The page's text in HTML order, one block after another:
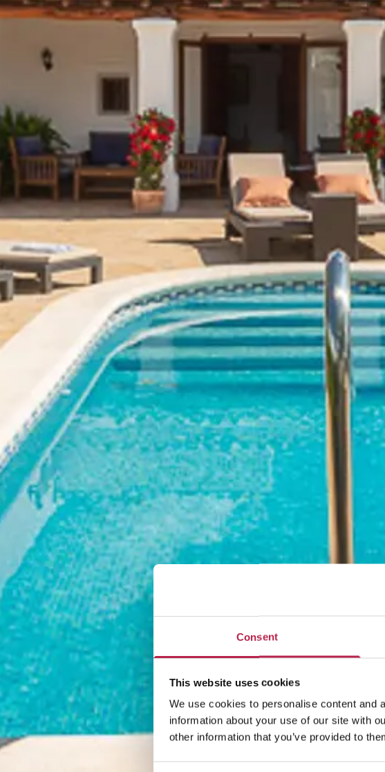
Consent
This website uses cookies
We use cookies to personalise content and
information about your use of our site with
other information that you’ve provided to